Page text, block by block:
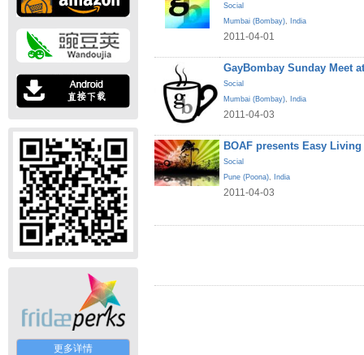
更多详情
Social
Mumbai (Bombay), India
2011-04-01
GayBombay Sunday Meet
Social
Mumbai (Bombay), India
2011-04-03
BOAF presents Easy
Social
Pune (Poona), India
2011-04-03